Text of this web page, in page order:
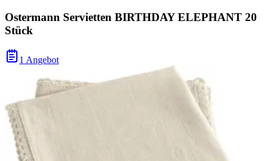
Ostermann Servietten BIRTHDAY ELEPHANT 20
Stück
1 Angebot